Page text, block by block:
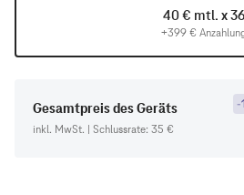
40 € mtl. x 36
+399 €
Gesamtpreis des Geräts
inkl. MwSt. | Schlussrate: 35 €
-